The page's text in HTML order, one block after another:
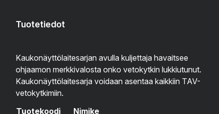
Tuotetiedot
Kaukonäyttölaitesarjan avulla kuljettaja havaitsee
ohjaamon merkkivalosta onko vetokytkin lukkiutunut.
Kaukonäyttölaitesarja voidaan asentaa kaikkiin TAV-
vetokytkimiin.
Tuotekoodi
Nimike